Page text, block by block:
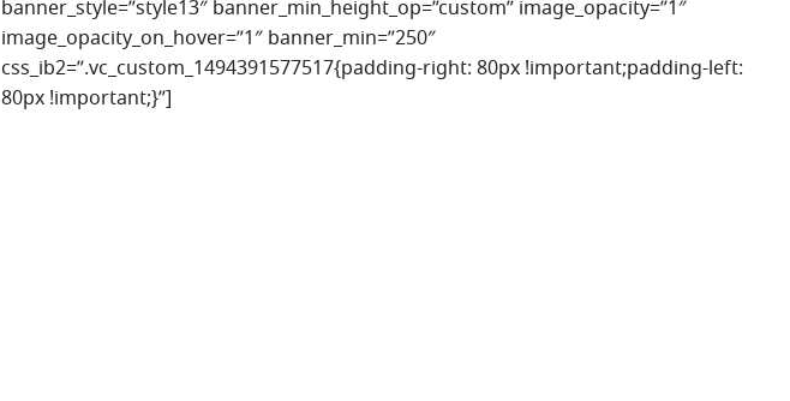
banner_style=”style13″ banner_min_height_op=”custom” image_opacity=”1″
image_opacity_on_hover=”1″ banner_min=”250″
css_ib2=”.vc_custom_1494391577517{padding-right: 80px !important;padding-left:
80px !important;}”]